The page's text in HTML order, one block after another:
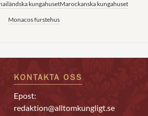
kungahusetMarockanska kungahuset
Monacos furstehus
KONTAKTA OSS
Epost:
redaktion@alltomkungligt.se